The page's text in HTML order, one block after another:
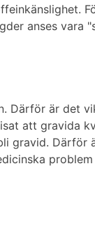
anses vara
Därför är det
att gravida
gravid. Därför